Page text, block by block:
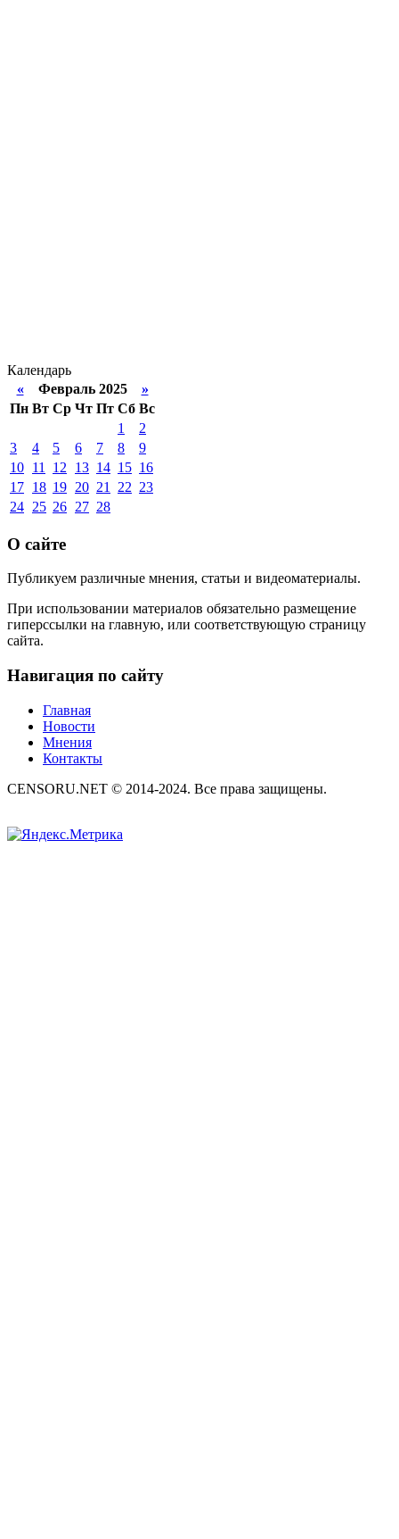
Календарь
«Февраль 2025 »
Пн Вт Ср Чт Пт Сб Вс
1
2
3
4 5 6 7 8
9
10 11 12 13 14 15 16
17 18 19 20 21 22 23
24 25 26 27 28
О сайте
Публикуем различные мнения, статьи и видеоматериалы.
При использовании материалов обязательно размещение
гиперссылки на главную, или соответствующую страницу
сайта.
Навигация по сайту
Главная
Новости
Мнения
Контакты
CENSORU.NET © 2014-2024. Все права защищены.